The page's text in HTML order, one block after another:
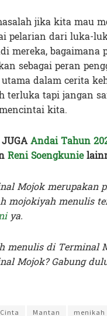
jika kita mau
pelarian dari luka-
mereka,
sebagai peran
dalam cerita
terluka tapi jangan
kita.
Andai Tahun
Reni Soengkunie
Mojok merupakan
mojokiyah menulis
ya.
menulis di Terminal
Mojok? Gabung
Cinta Mantan menikah